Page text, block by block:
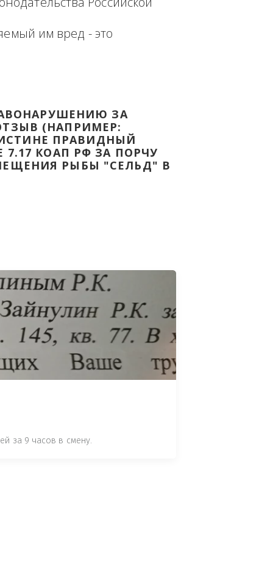
доказательством с целью -
Законодательства Российской
ПРАВОНАРУШЕНИЮ ЗА
ВАШ ОТЗЫВ (НАПРИМЕР:
ВОИСТИНЕ ПРАВИДНЫЙ
7.17 КОАП РФ ЗА ПОРЧУ
ПОМЕЩЕНИЯ РЫБЫ "СЕЛЬД" В